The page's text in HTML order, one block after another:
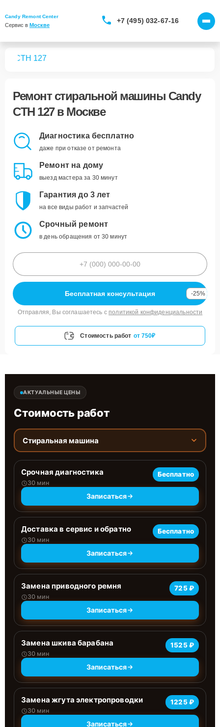
Candy Remont Center
Сервис в Москве
+7 (495) 032-67-16
CTH 127
Ремонт стиральной машины Candy
CTH 127в Москве
Диагностика бесплатно
даже при отказе от ремонта
Ремонт на дому
выезд мастера за 30 минут
Гарантия до 3 лет
на все виды работ и запчастей
Срочный ремонт
в день обращения от 30 минут
Бесплатная консультация -25%
Отправляя, Вы соглашаетесь с политикой конфиденциальности
Стоимость работ от 750₽
АКТУАЛЬНЫЕ ЦЕНЫ
Стоимость работ
Стиральная машина
Срочная диагностика
30 мин
Бесплатно
Записаться
Доставка в сервис и обратно
30 мин
Бесплатно
Записаться
Замена приводного ремня
30 мин
725 ₽
Записаться
Замена шкива барабана
30 мин
1525 ₽
Записаться
Замена жгута электропроводки
30 мин
1225 ₽
Записаться